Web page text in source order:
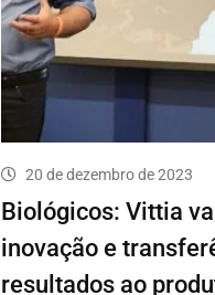
20 de dezembro de 2023
Biológicos: Vittia
inovação e
resultados ao